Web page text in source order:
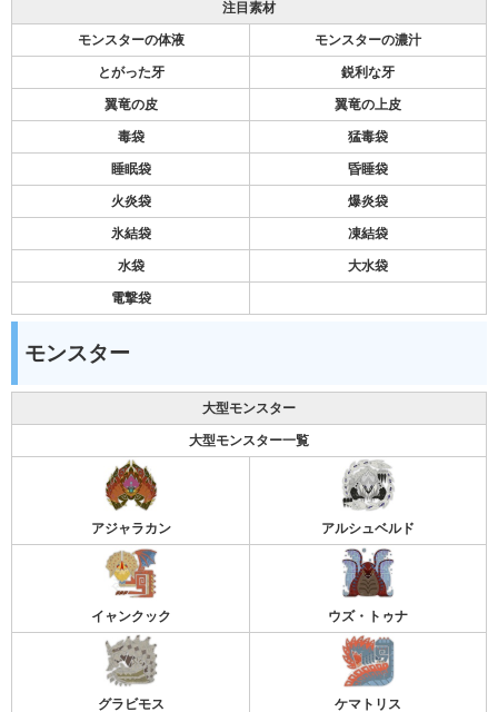
注目素材
モンスターの体液 モンスターの濃汁
とがった牙 鋭利な牙
翼竜の皮 翼竜の上皮
毒袋 猛毒袋
睡眠袋 昏睡袋
火炎袋 爆炎袋
氷結袋 凍結袋
水袋 大水袋
電撃袋
モンスター
大型モンスター
大型モンスター一覧
アジャラカン アルシュベルド
イャンクック ウズ・トゥナ
グラビモス ケマトリス